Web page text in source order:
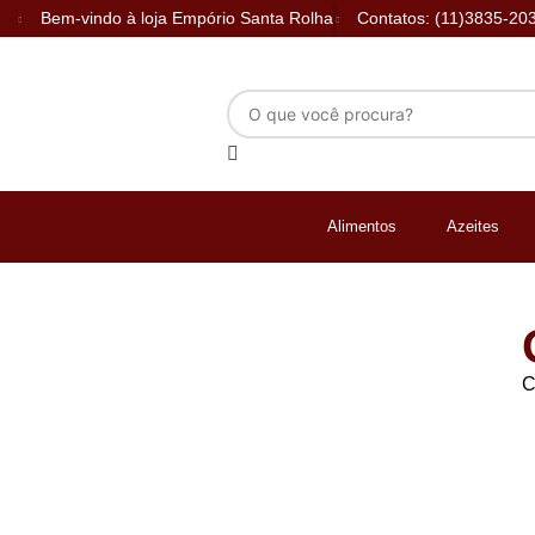
Bem-vindo à loja Empório Santa Rolha Contatos: (11)3835-
Alimentos Azeites